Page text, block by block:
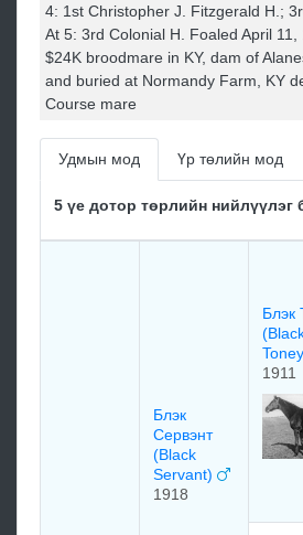
4: 1st Christopher J. Fitzgerald H.;
At 5: 3rd Colonial H. Foaled April 11,
$24K broodmare in KY, dam of
and buried at Normandy Farm, KY
Course mare
Удмын мод Үр төлийн мод
5 үе дотор төрлийн нийлүүлэг
Блэк
Сервэнт
(Black
Servant)
1918
Блэк
1911